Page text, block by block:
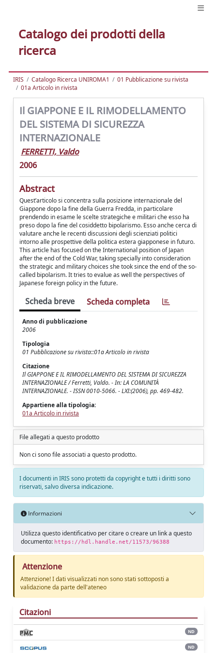
Catalogo dei prodotti della
ricerca
IRIS Catalogo Ricerca UNIROMA1
01 Pubblicazione su rivista
01a Articolo in rivista
Il GIAPPONE E IL RIMODELLAMENTO
DEL SISTEMA DI SICUREZZA
INTERNAZIONALE
FERRETTI, Valdo
2006
Abstract
Quest’articolo si concentra sulla posizione internazionale del
Giappone dopo la fine della Guerra Fredda, in particolare
prendendo in esame le scelte strategiche e militari che esso ha
preso dopo la fine del cosiddetto bipolarismo. Esso anche cerca di
valutare anche le recenti discussioni degli scienziati politici
intorno alle prospettive della politica estera giapponese in futuro.
This article has focused on the International position of Japan
after the end of the Cold War, taking specially into consideration
the strategic and military choices she took since the end of the so-
called bipolarism. It tries to evalue as well the perspectives of
Japanese foreign policy in the future.
Scheda breve Scheda completa
Anno di pubblicazione
2006
Tipologia
01 Pubblicazione su rivista::01a Articolo in rivista
Citazione
Il GIAPPONE E IL RIMODELLAMENTO DEL SISTEMA DI SICUREZZA
INTERNAZIONALE / Ferretti, Valdo. - In: LA COMUNITÀ
INTERNAZIONALE. - ISSN 0010-5066. - LXI:(2006), pp. 469-482.
Appartiene alla tipologia:
01a Articolo in rivista
File allegati a questo prodotto
Non ci sono file associati a questo prodotto.
I documenti in IRIS sono protetti da copyright e tutti i diritti sono
riservati, salvo diversa indicazione.
Informazioni
Utilizza questo identificativo per citare o creare un link a questo
documento: https://hdl.handle.net/11573/96388
Attenzione
Attenzione! I dati visualizzati non sono stati sottoposti a
validazione da parte dell'ateneo
Citazioni
ND
ND